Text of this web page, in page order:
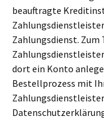
beauftragte
Zahlungsdienst. Zum
dort ein Konto
Bestellprozess mit